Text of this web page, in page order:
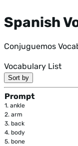
Spanish
Conjuguemos
Vocabulary List
Sort by
Prompt
1. ankle
2. arm
3. back
4. body
5. bone